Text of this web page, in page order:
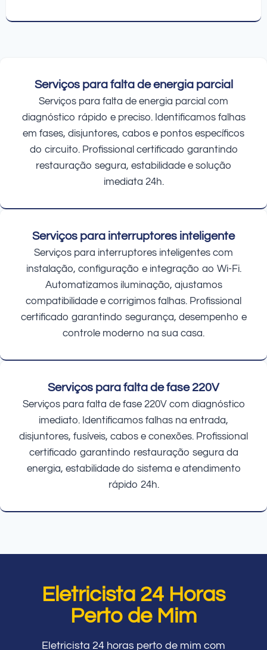
Serviços para falta de energia parcial
Serviços para falta de energia parcial com
diagnóstico rápido e preciso. Identificamos falhas
em fases, disjuntores, cabos e pontos específicos
do circuito. Profissional certificado garantindo
restauração segura, estabilidade e solução
imediata 24h.
Serviços para interruptores inteligente
Serviços para interruptores inteligentes com
instalação, configuração e integração ao Wi-Fi.
Automatizamos iluminação, ajustamos
compatibilidade e corrigimos falhas. Profissional
certificado garantindo segurança, desempenho e
controle moderno na sua casa.
Serviços para falta de fase 220V
Serviços para falta de fase 220V com diagnóstico
imediato. Identificamos falhas na entrada,
disjuntores, fusíveis, cabos e conexões. Profissional
certificado garantindo restauração segura da
energia, estabilidade do sistema e atendimento
rápido 24h.
Eletricista 24 Horas
Perto de Mim
Eletricista 24 horas perto de mim com